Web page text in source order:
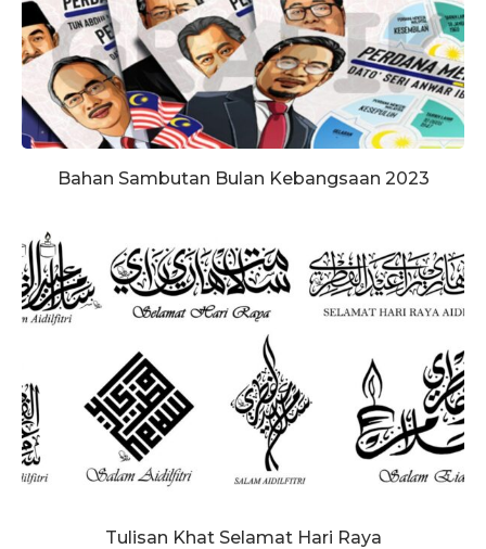
Bahan Sambutan Bulan Kebangsaan 2023
Tulisan Khat Selamat Hari Raya